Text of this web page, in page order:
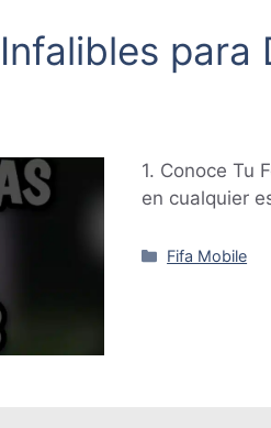
para
1. Conoce Tu
en cualquier
Categorías
Fifa Mobile